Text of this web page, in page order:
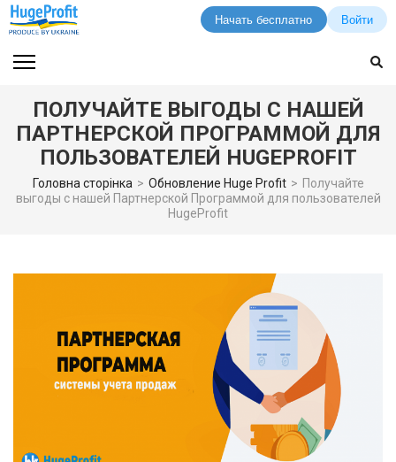
Начать бесплатно Войти
(нажмите
Enter)
ПОЛУЧАЙТЕ ВЫГОДЫ С НАШЕЙ
ПАРТНЕРСКОЙ ПРОГРАММОЙ ДЛЯ
ПОЛЬЗОВАТЕЛЕЙ HUGEPROFIT
Головна сторінка > Обновление Huge Profit > Получайте
выгоды с нашей Партнерской Программой для пользователей
HugeProfit